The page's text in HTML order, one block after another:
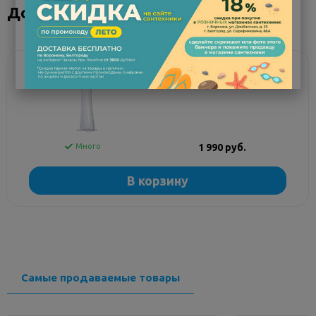
отсутствует
Материал
керамика
Цвет (Покрытие)
белый
Ширина, см
57.1
Высота, см
19.2
Угловая конструкция
Сифон в комплекте
пьедестал
Ширина входа, см
Дополнительное оборудование
Пьедестал для раковины
Santeri Воротынск, Виктория,
Много 1 990 руб.
В корзину
Самые продаваемые товары